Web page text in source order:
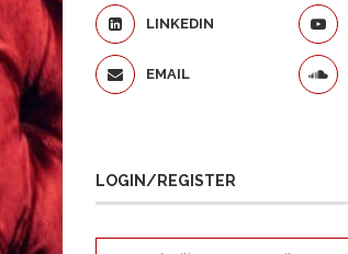
LINKEDIN
EMAIL
LOGIN/REGISTER